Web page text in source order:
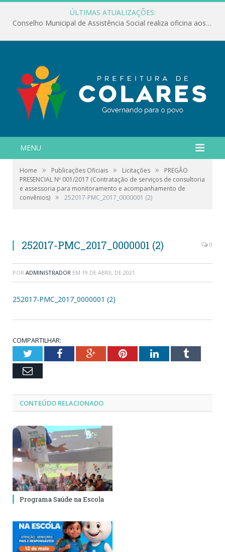
ÚLTIMAS ATUALIZAÇÕES:
Conselho Municipal de Assistência Social realiza oficina aos servidores
MENU
Home » Publicações Oficiais » Licitações »
PREGÃO
PRESENCIAL Nº 001/2017 (Contratação de serviços de consultoria
e assessoria para monitoramento e acompanhamento de
convênios) » 252017-PMC_2017_0000001 (2)
252017-PMC_2017_0000001 (2) 0
POR ADMINISTRADOR EM 19 DE ABRIL DE 2021
252017-PMC_2017_0000001 (2)
COMPARTILHAR:
TwitterFacebookGoogle+PinterestLinkedInTumblr
Email
CONTEÚDO RELACIONADO
Programa Saúde na Escola